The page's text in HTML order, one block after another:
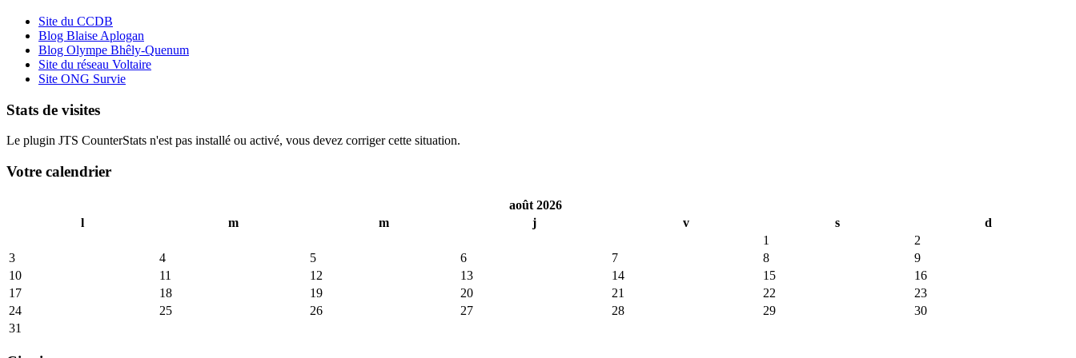
Site du CCDB
Blog Blaise Aplogan
Blog Olympe Bhêly-Quenum
Site du réseau Voltaire
Site ONG Survie
Stats de visites
Le plugin JTS CounterStats n'est pas installé ou activé, vous devez corriger cette situation.
Votre calendrier
août 2026
l
m m j v s
d
1
2
3
4 5 6 7 8
9
10
11 12 13 14 15
16
17
18 19 20 21 22
23
24
25 26 27 28 29
30
31